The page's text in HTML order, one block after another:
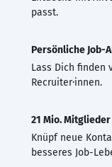
passt.
Persönliche Job-
Lass Dich finden
Recruiter·innen.
21 Mio. Mitglieder
Knüpf neue
besseres Job-